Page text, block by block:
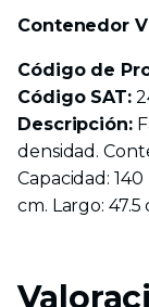
Contenedor
Código de
Código SAT:
Descripción:
densidad.
Capacidad:
cm. Largo: 47.5